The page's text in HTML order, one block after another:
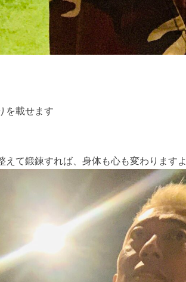
を載せます
えて鍛錬すれば、身体も心も変わりますよ